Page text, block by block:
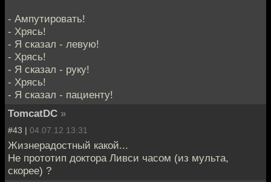
- Ампутировать!
- Хрясь!
- Я сказал - левую!
- Хрясь!
- Я сказал - руку!
- Хрясь!
- Я сказал - пациенту!
TomcatDC »
#43 | 04.07.12 13:31
Жизнерадостный какой...
Не прототип доктора Ливси часом (из мульта,
скорее) ?